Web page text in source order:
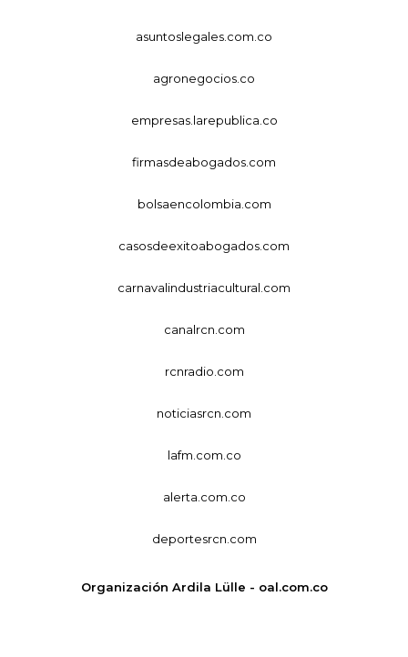
asuntoslegales.com.co
agronegocios.co
empresas.larepublica.co
firmasdeabogados.com
bolsaencolombia.com
casosdeexitoabogados.com
carnavalindustriacultural.com
canalrcn.com
rcnradio.com
noticiasrcn.com
lafm.com.co
alerta.com.co
deportesrcn.com
Organización Ardila Lülle - oal.com.co